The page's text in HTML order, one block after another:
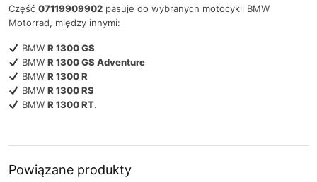
Część 07119909902 pasuje do wybranych motocykli BMW
Motorrad, między innymi:
BMW R 1300 GS
BMW R 1300 GS Adventure
BMW R 1300 R
BMW R 1300 RS
BMW R 1300 RT.
Powiązane produkty